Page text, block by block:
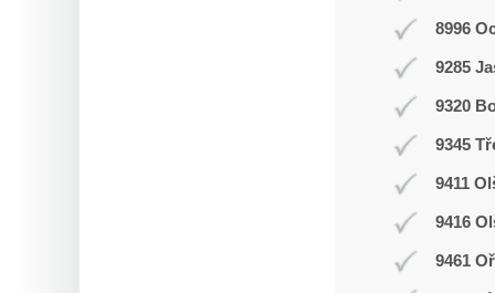
8996
9285
9320
9345
9411
9416
9461